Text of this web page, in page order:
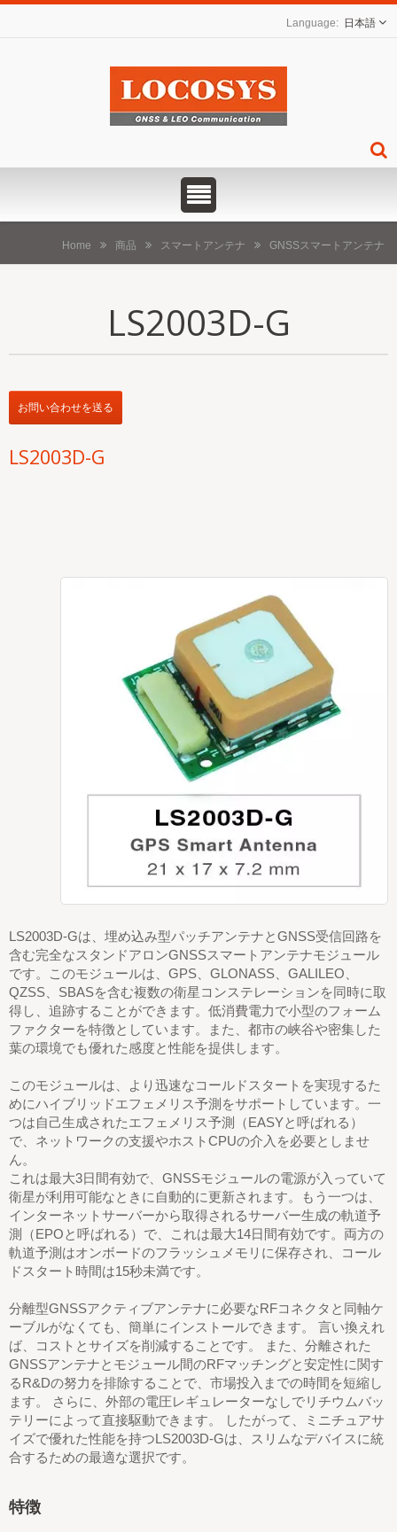
日本語
Home 商品 スマートアンテナ GNSSスマートアンテナ
LS2003D-G
お問い合わせを送る
LS2003D-G
LS2003D-Gは、埋め込み型パッチアンテナとGNSS受信回路を
含む完全なスタンドアロンGNSSスマートアンテナモジュール
です。このモジュールは、GPS、GLONASS、GALILEO、
QZSS、SBASを含む複数の衛星コンステレーションを同時に取
得し、追跡することができます。低消費電力で小型のフォーム
ファクターを特徴としています。また、都市の峡谷や密集した
葉の環境でも優れた感度と性能を提供します。
このモジュールは、より迅速なコールドスタートを実現するた
めにハイブリッドエフェメリス予測をサポートしています。一
つは自己生成されたエフェメリス予測（EASYと呼ばれる）
で、ネットワークの支援やホストCPUの介入を必要としませ
ん。
これは最大3日間有効で、GNSSモジュールの電源が入っていて
衛星が利用可能なときに自動的に更新されます。もう一つは、
インターネットサーバーから取得されるサーバー生成の軌道予
測（EPOと呼ばれる）で、これは最大14日間有効です。両方の
軌道予測はオンボードのフラッシュメモリに保存され、コール
ドスタート時間は15秒未満です。
分離型GNSSアクティブアンテナに必要なRFコネクタと同軸ケ
ーブルがなくても、簡単にインストールできます。 言い換えれ
ば、コストとサイズを削減することです。 また、分離された
GNSSアンテナとモジュール間のRFマッチングと安定性に関す
るR&Dの努力を排除することで、市場投入までの時間を短縮し
ます。 さらに、外部の電圧レギュレーターなしでリチウムバッ
テリーによって直接駆動できます。 したがって、ミニチュアサ
イズで優れた性能を持つLS2003D-Gは、スリムなデバイスに統
合するための最適な選択です。
特徴